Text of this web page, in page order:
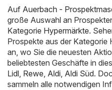
Auf Auerbach -
große Auswahl an
Kategorie Hypermärkte.
Prospekte aus der Kategorie
an, wo Sie die neuesten
beliebtesten Geschäfte in
Lidl, Rewe, Aldi, Aldi Süd.
sammeln alle notwendigen